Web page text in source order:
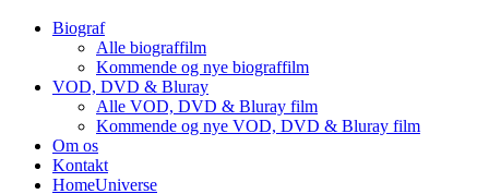
Biograf
Alle biograffilm
Kommende og nye biograffilm
VOD, DVD & Bluray
Alle VOD, DVD & Bluray film
Kommende og nye VOD, DVD & Bluray film
Om os
Kontakt
HomeUniverse